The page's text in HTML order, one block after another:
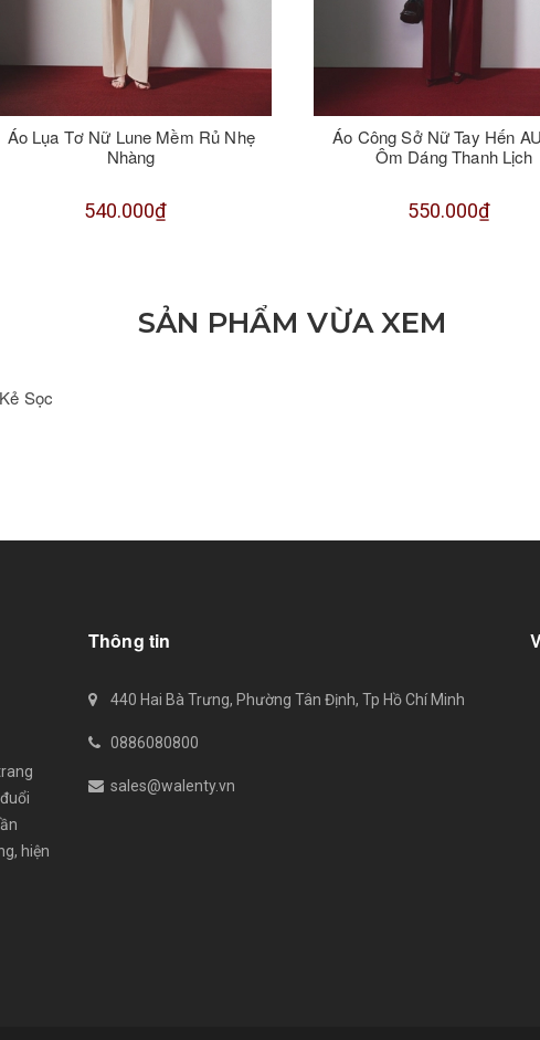
Áo Lụa Tơ Nữ Lune Mềm Rủ Nhẹ
Nhàng
540.000₫
Áo Công Sở Nữ Tay Hến
Ôm Dáng Thanh Lịch
550.000₫
SẢN PHẨM VỪA XEM
Sọc
hiện
Thông tin
440 Hai Bà Trưng, Phường Tân Định, Tp Hồ Chí Minh
0886080800
sales@walenty.vn